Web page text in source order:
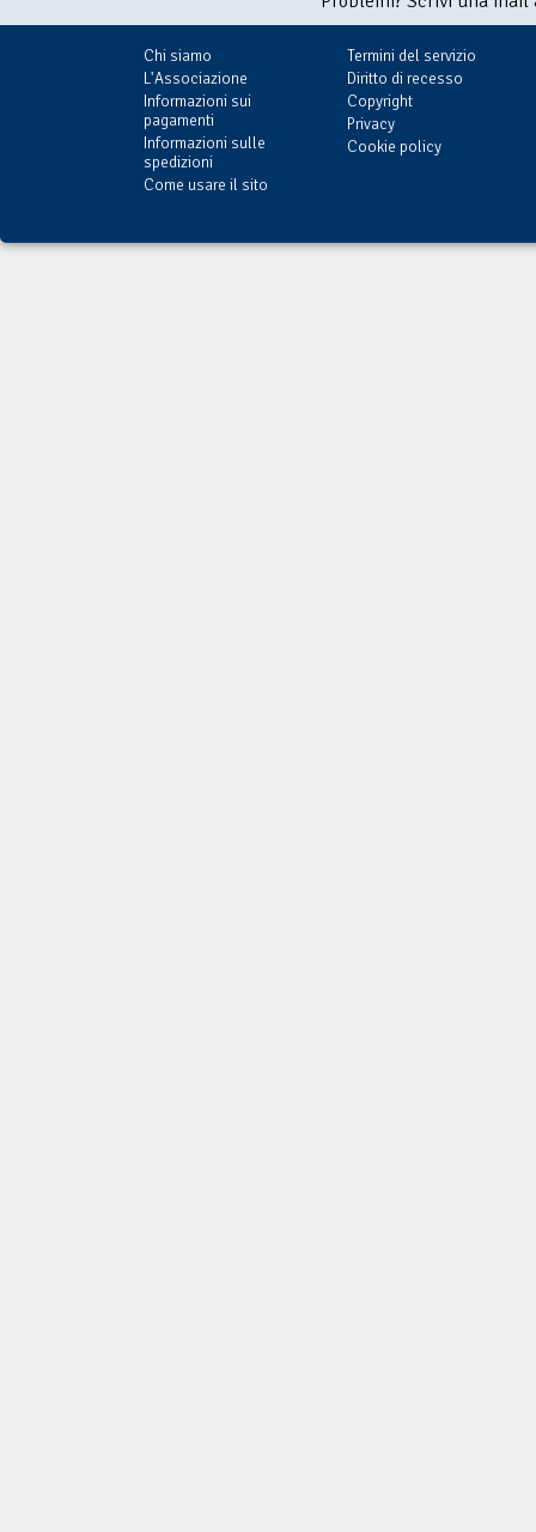
Chi siamo
L'Associazione
Informazioni sui
pagamenti
Informazioni sulle
spedizioni
Come usare il sito
Termini del servizio
Diritto di recesso
Copyright
Privacy
Cookie policy